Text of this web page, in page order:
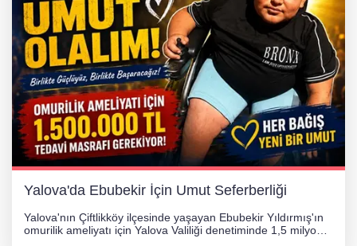
Yalova'da Ebubekir İçin Umut Seferberliği
Yalova'nın Çiftlikköy ilçesinde yaşayan Ebubekir Yıldırmış'ın
omurilik ameliyatı için Yalova Valiliği denetiminde 1,5 milyon